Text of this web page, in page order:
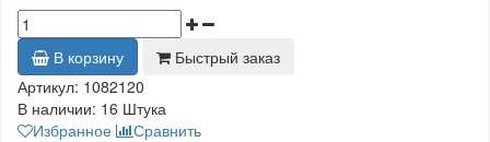
В корзину
Быстрый заказ
Артикул: 1082120
В наличии: 16 Штука
Избранное
Сравнить